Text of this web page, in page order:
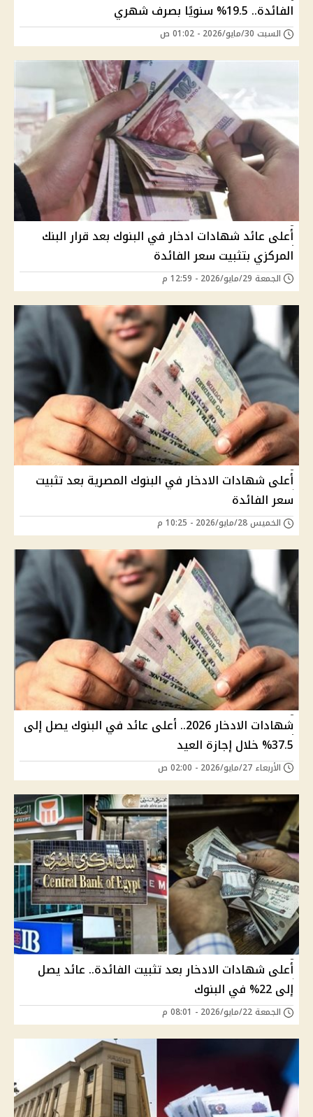
الفائدة.. 19.5% سنويًا بصرف شهري
السبت 30/مايو/2026 - 01:02 ص
أعلى عائد شهادات ادخار في البنوك بعد قرار البنك
المركزي بتثبيت سعر الفائدة
الجمعة 29/مايو/2026 - 12:59 م
أعلى شهادات الادخار في البنوك المصرية بعد تثبيت
سعر الفائدة
الخميس 28/مايو/2026 - 10:25 م
شهادات الادخار 2026.. أعلى عائد في البنوك يصل إلى
37.5% خلال إجازة العيد
الأربعاء 27/مايو/2026 - 02:00 ص
أعلى شهادات الادخار بعد تثبيت الفائدة.. عائد يصل
إلى 22% في البنوك
الجمعة 22/مايو/2026 - 08:01 م